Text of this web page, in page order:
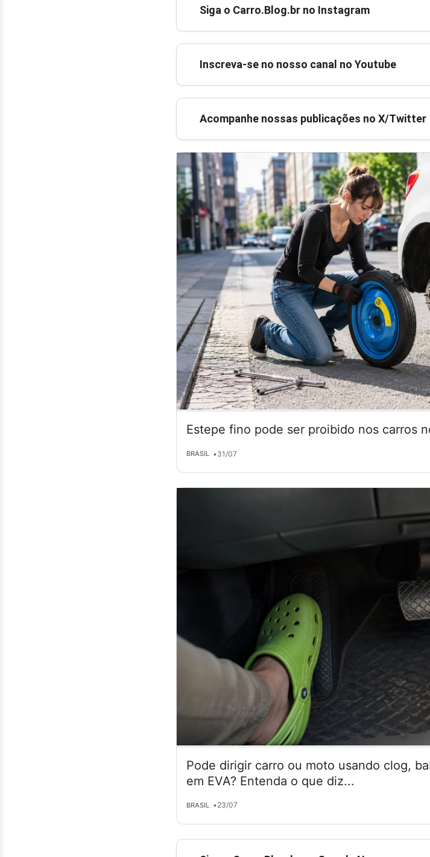
Siga o Carro.Blog.br no Instagram
Inscreva-se no nosso canal no Youtube
Acompanhe nossas publicações no X/Twitter
Estepe fino pode ser proibido nos carros
BRASIL •31/07
Pode dirigir carro ou moto usando clog,
em EVA? Entenda o que diz...
BRASIL •23/07